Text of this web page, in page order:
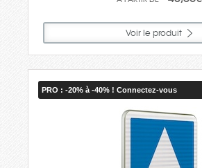
Voir le produit
PRO : -20% à -40% ! Connectez-vous